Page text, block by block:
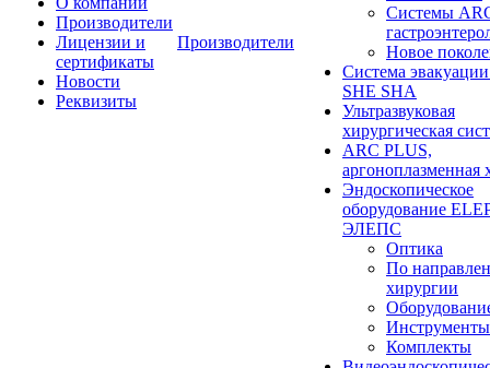
Производители
Лицензии и
сертификаты
Новости
Реквизиты
Производители
Системы
Новое
Система
SHE SHA
Ультразвуковая
хирургическая
ARC PLUS,
аргоноплазменная
Эндоскопическое
оборудование
ЭЛЕПС
Оптика
По
хирургии
Инструменты
Комплекты